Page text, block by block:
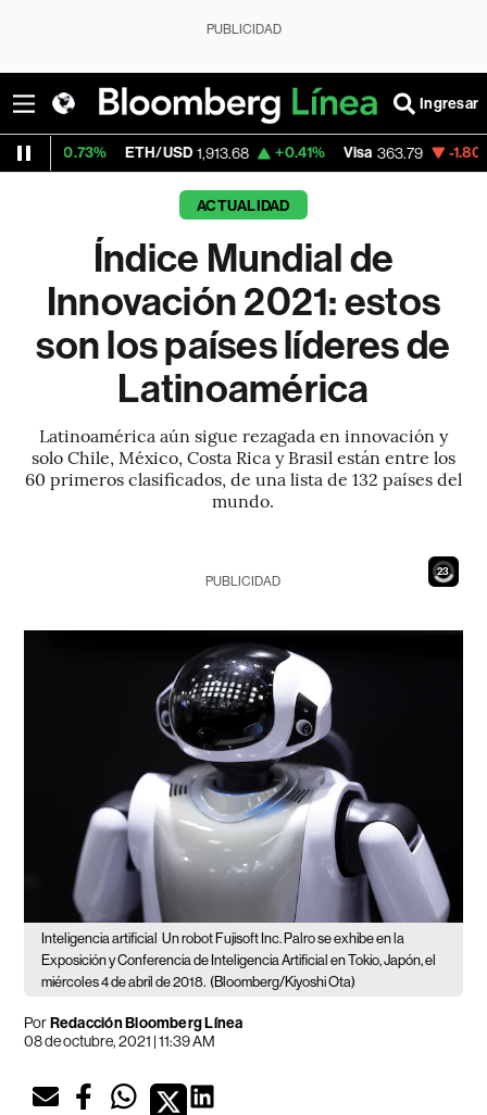
PUBLICIDAD
Ingresar
ETH/USD 1,913.68 +0.41% Visa 363.79 -1.80%
ACTUALIDAD
Índice Mundial de
Innovación 2021: estos
son los países líderes de
Latinoamérica
Latinoamérica aún sigue rezagada en innovación y
solo Chile, México, Costa Rica y Brasil están entre los
60 primeros clasificados, de una lista de 132 países del
mundo.
21
PUBLICIDAD
Inteligencia artificial Un robot Fujisoft Inc. Palro se exhibe en la
Exposición y Conferencia de Inteligencia Artificial en Tokio, Japón, el
miércoles 4 de abril de 2018. (Bloomberg/Kiyoshi Ota)
PorRedacción Bloomberg Línea
08 de octubre, 2021 | 11:39 AM